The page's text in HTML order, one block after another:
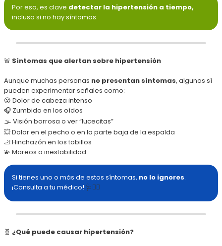
Por eso, es clave detectar la hipertensión a tiempo,
incluso si no hay síntomas.
🚨 Síntomas que alertan sobre hipertensión
Aunque muchas personas no presentan síntomas, algunos sí
pueden experimentar señales como:
😵 Dolor de cabeza intenso
🎧 Zumbido en los oídos
🌫️ Visión borrosa o ver “lucecitas”
💥 Dolor en el pecho o en la parte baja de la espalda
🦶 Hinchazón en los tobillos
💫 Mareos o inestabilidad
Si tienes uno o más de estos síntomas, no lo ignores.
¡Consulta a tu médico! 🩺👨‍⚕️
🧬 ¿Qué puede causar hipertensión?